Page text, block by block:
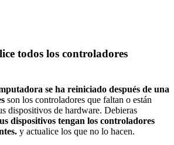
todos los controladores
se ha reiniciado después de una
son los controladores que faltan o están
dispositivos de hardware. Debieras
dispositivos tengan los controladores
y actualice los que no lo hacen.